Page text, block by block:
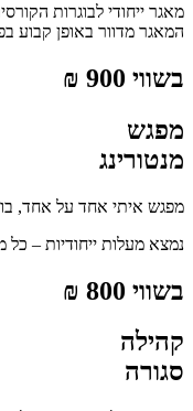
מאגר ייחודי לבוגרות
המאגר מדוור באופן קבוע
בשווי 900 ₪
מפגש
מנטורינג
מפגש איתי אחד על אחד, בו
נמצא מעלות ייחודיות – כל
בשווי 800 ₪
קהילה
סגורה